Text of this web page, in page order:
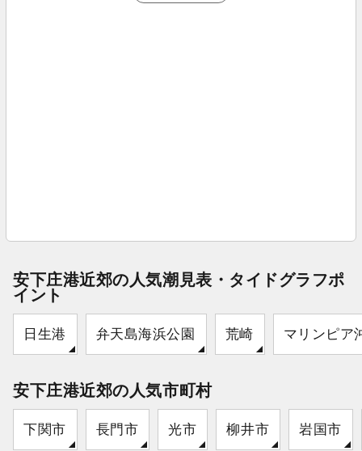
安下庄港近郊の人気潮見表・タイドグラフポ
イント
日生港 弁天島海浜公園 荒崎 マリンピア
安下庄港近郊の人気市町村
下関市 長門市 光市 柳井市 岩国市